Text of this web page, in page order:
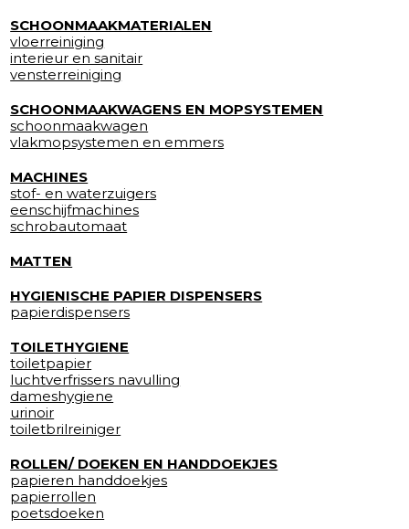
SCHOONMAAKMATERIALEN
vloerreiniging
interieur en sanitair
vensterreiniging
SCHOONMAAKWAGENS EN MOPSYSTEMEN
schoonmaakwagen
vlakmopsystemen en emmers
MACHINES
stof- en waterzuigers
eenschijfmachines
schrobautomaat
MATTEN
HYGIENISCHE PAPIER DISPENSERS
papierdispensers
TOILETHYGIENE
toiletpapier
luchtverfrissers navulling
dameshygiene
urinoir
toiletbrilreiniger
ROLLEN/ DOEKEN EN HANDDOEKJES
papieren handdoekjes
papierrollen
poetsdoeken